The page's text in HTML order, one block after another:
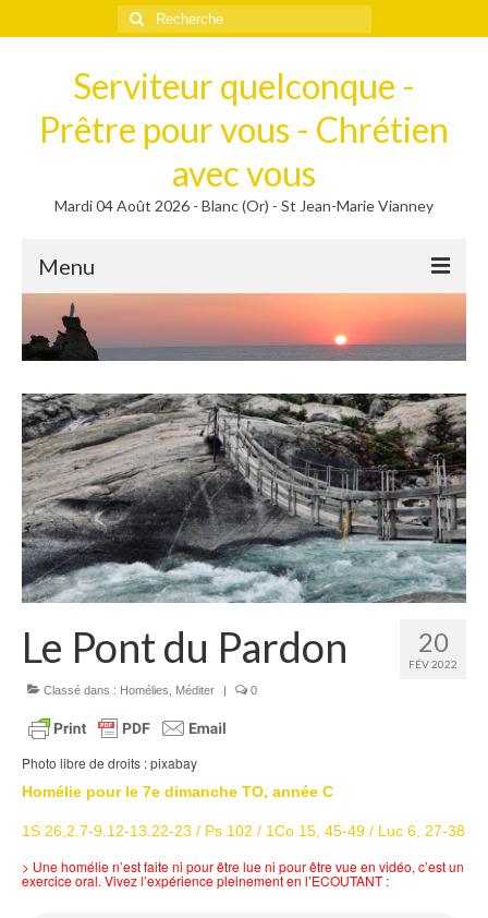
Rechercher
:
Serviteur quelconque -
Prêtre pour vous - Chrétien
avec vous
Mardi 04 Août 2026 - Blanc (Or) - St Jean-Marie Vianney
Menu
Méditer
Homélies, Poèmes
Poèmes
Homélies
Homélies de Mariages
Homélies de Pèlerinages
Mon témoignage
Lire
Articles, Chroniques
Livres
Grandir : rubrique Cliquer
Echo Magazine – Trait Libre
20
FÉV 2022
Le Pont du Pardon
Classé dans : Homélies Méditer 0
Photo libre de droits : pixabay
Homélie pour le 7e dimanche TO, année C
1S 26,2.7-9.12-13.22-23 / Ps 102 / 1Co 15, 45-49 / Luc 6, 27-38
> Une homélie n’est faite ni pour être lue ni pour être vue en vidéo, c’est un
exercice oral. Vivez l’expérience pleinement en l’ECOUTANT :